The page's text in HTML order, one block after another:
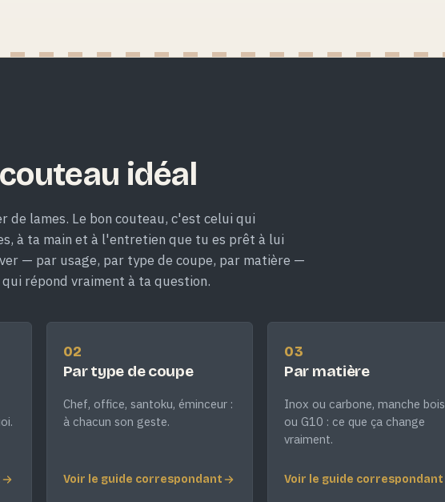
idéal
de lames. Le bon couteau, c'est celui qui
à ta main et à l'entretien que tu es prêt à lui
— par usage, par type de coupe, par matière —
répond vraiment à ta question.
02
Par type de coupe
Chef, office, santoku, éminceur :
à chacun son geste.
Voir le guide correspondant
03
Par matière
Inox ou carbone, manche bois
ou G10 : ce que ça change
vraiment.
Voir le guide correspondant